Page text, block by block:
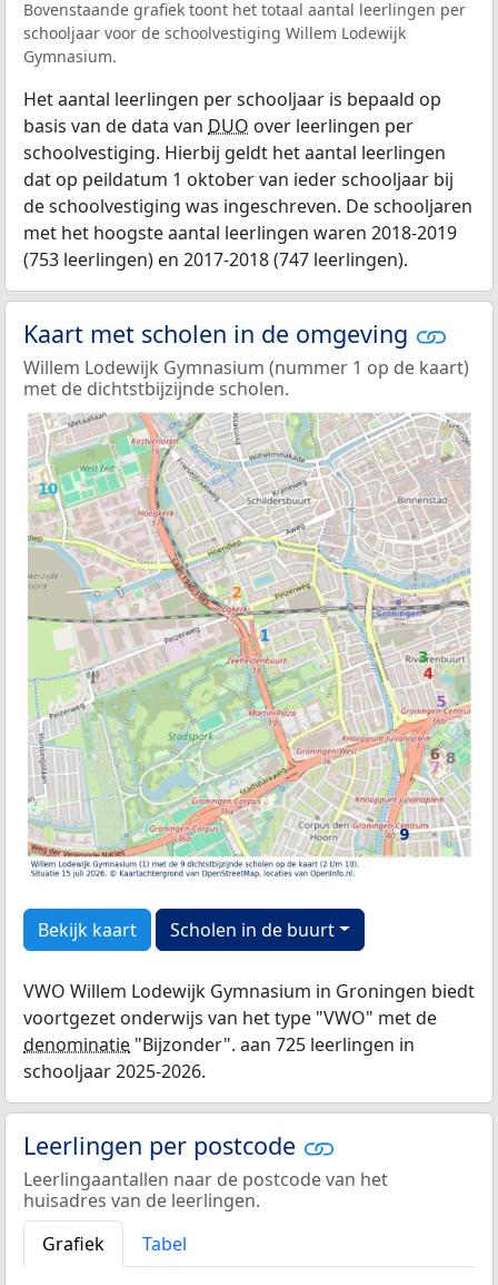
Bovenstaande grafiek toont het totaal aantal leerlingen per
schooljaar voor de schoolvestiging Willem Lodewijk
Gymnasium.
Het aantal leerlingen per schooljaar is bepaald op
basis van de data van DUO over leerlingen per
schoolvestiging. Hierbij geldt het aantal leerlingen
dat op peildatum 1 oktober van ieder schooljaar bij
de schoolvestiging was ingeschreven. De schooljaren
met het hoogste aantal leerlingen waren 2018-2019
(753 leerlingen) en 2017-2018 (747 leerlingen).
Kaart met scholen in de omgeving
Willem Lodewijk Gymnasium (nummer 1 op de kaart)
met de dichtstbijzijnde scholen.
Bekijk kaart Scholen in de buurt
VWO Willem Lodewijk Gymnasium in Groningen biedt
voortgezet onderwijs van het type "VWO" met de
denominatie "Bijzonder". aan 725 leerlingen in
schooljaar 2025-2026.
Leerlingen per postcode
Leerlingaantallen naar de postcode van het
huisadres van de leerlingen.
Grafiek
Tabel